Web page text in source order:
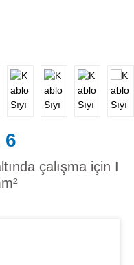
6
çalışma için I